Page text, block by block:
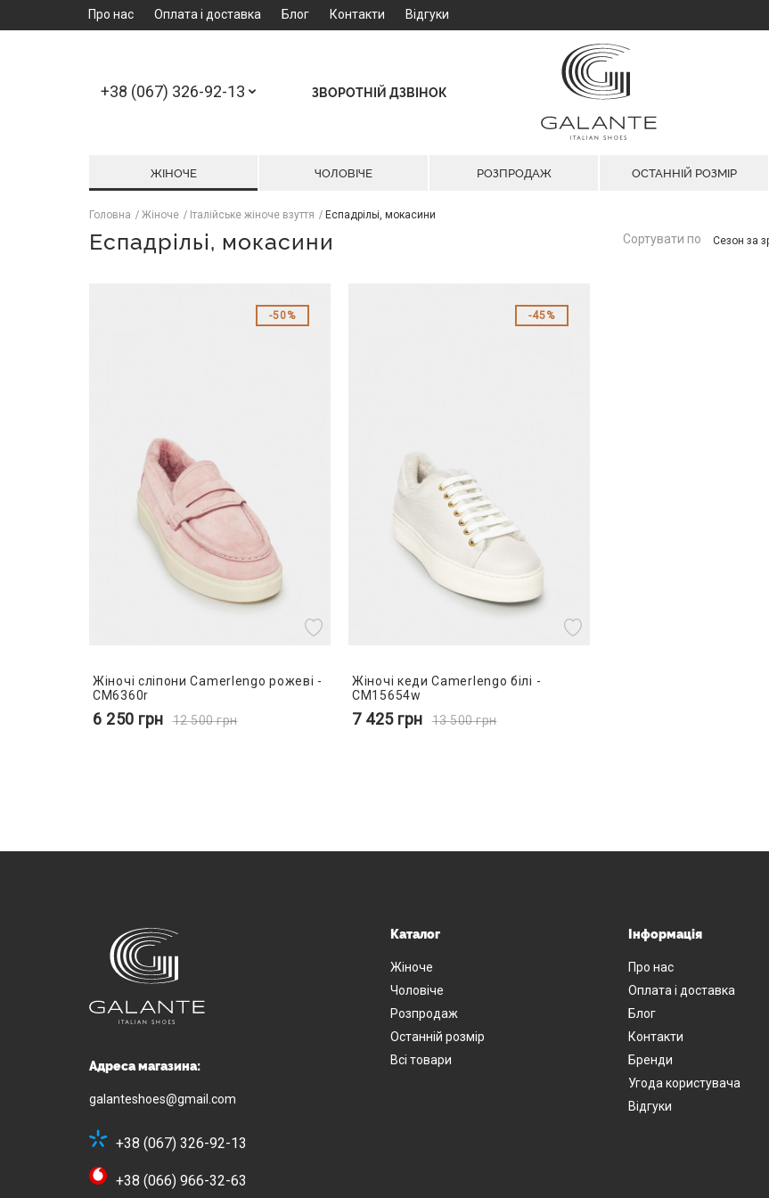
Про нас Оплата і доставка Блог Контакти Відгуки
+38 (067) 326-92-13 ЗВОРОТНІЙ ДЗВІНОК
ЖІНОЧЕ ЧОЛОВІЧЕ РОЗПРОДАЖ ОСТАННІЙ РОЗМІР
Головна Жіноче Італійське жіноче взуття Еспадрільі, мокасини
Еспадрільі, мокасини Сортувати по Сезон за
50%
Жіночі сліпони Camerlengo рожеві -
CM6360r
6 250 грн 12 500грн
45%
Жіночі кеди Camerlengo білі -
CM15654w
7 425 грн 13 500грн
Адреса магазина:
galanteshoes@gmail.com
+38 (067) 326-92-13
+38 (066) 966-32-63
Каталог
Жіноче
Чоловіче
Розпродаж
Останній розмір
Всі товари
Інформація
Про нас
Оплата і доставка
Блог
Контакти
Бренди
Угода користувача
Відгуки